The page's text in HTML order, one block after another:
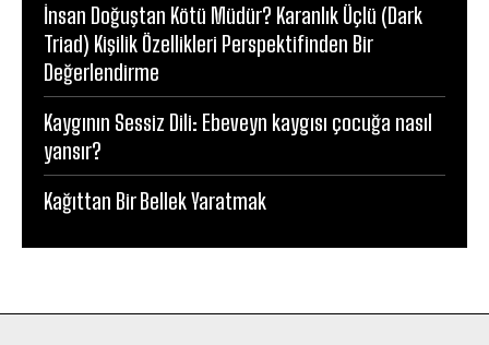
İnsan Doğuştan Kötü Müdür? Karanlık Üçlü (Dark
Triad) Kişilik Özellikleri Perspektifinden Bir
Değerlendirme
Kaygının Sessiz Dili: Ebeveyn kaygısı çocuğa nasıl
yansır?
Kağıttan Bir Bellek Yaratmak